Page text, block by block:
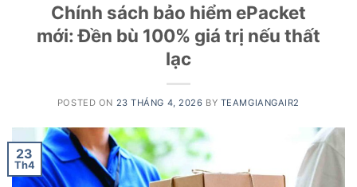
Chính sách bảo hiểm ePacket
mới: Đền bù 100% giá trị nếu thất
lạc
POSTED ON 23 THÁNG 4, 2026 BY TEAMGIANGAIR2
23
Th4